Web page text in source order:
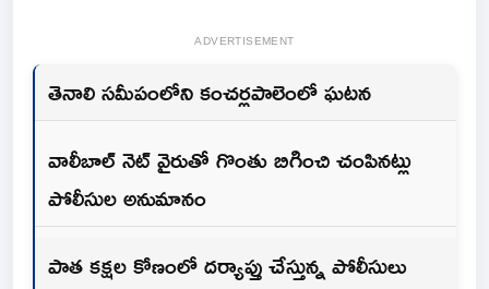
ADVERTISEMENT
తెనాలి సమీపంలోని కంచర్లపాలెంలో ఘటన
వాలీబాల్ నెట్ వైరుతో గొంతు బిగించి చంపినట్లు
పోలీసుల అనుమానం
పాత కక్షల కోణంలో దర్యాప్తు చేస్తున్న పోలీసులు